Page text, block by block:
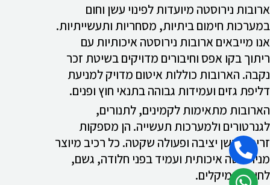
ארובות נירוסטה מיועדות לפינוי עשן וחום
במערכות חימום ביתיות, מסחריות ותעשייתיות.
אנו מייבאים ארובות נירוסטה איכותיות עם
ריתוך בקו אפס וחיבורים מדויקים בשיטת זכר
נקבה. הארובות כוללות איטום מדויק למניעת
דליפת גזים ועמידות גבוהה בתנאי חוץ ופנים.
הארובות מתאימות לקמינים, לתנורים,
לגנרטורים ולמערכות תעשייה. הן מספקות
זרימת עשן יציבה ופעולה שקטה. כל רכיב מיוצר
מנירוסטה איכותית ועמיד בפני חלודה, גשם,
לחות וכימיקלים.